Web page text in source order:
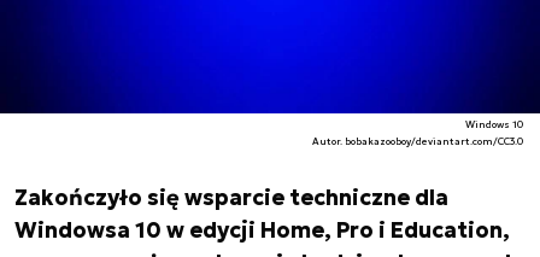
Windows 10
Autor. bobakazooboy/deviantart.com/CC3.0
Zakończyło się wsparcie techniczne dla
Windowsa 10 w edycji Home, Pro i Education,